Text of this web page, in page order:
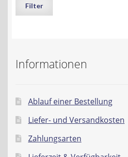
Filter
Informationen
Ablauf einer Bestellung
Liefer- und Versandkosten
Zahlungsarten